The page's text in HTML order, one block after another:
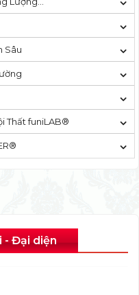
Sâu
Thất funiLAB®
- Đại diện